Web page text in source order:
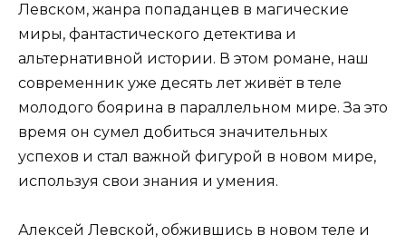
Левском, жанра попаданцев в магические
миры, фантастического детектива и
альтернативной истории. В этом романе, наш
современник уже десять лет живёт в теле
молодого боярина в параллельном мире. За это
время он сумел добиться значительных
успехов и стал важной фигурой в новом мире,
используя свои знания и умения.
Алексей Левской, обжившись в новом теле и